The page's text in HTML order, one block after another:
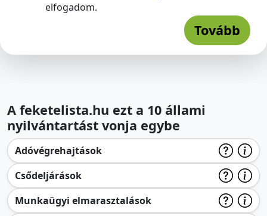
elfogadom.
Tovább
A feketelista.hu ezt a 10 állami
nyilvántartást vonja egybe
Adóvégrehajtások
Csődeljárások
Munkaügyi elmarasztalások